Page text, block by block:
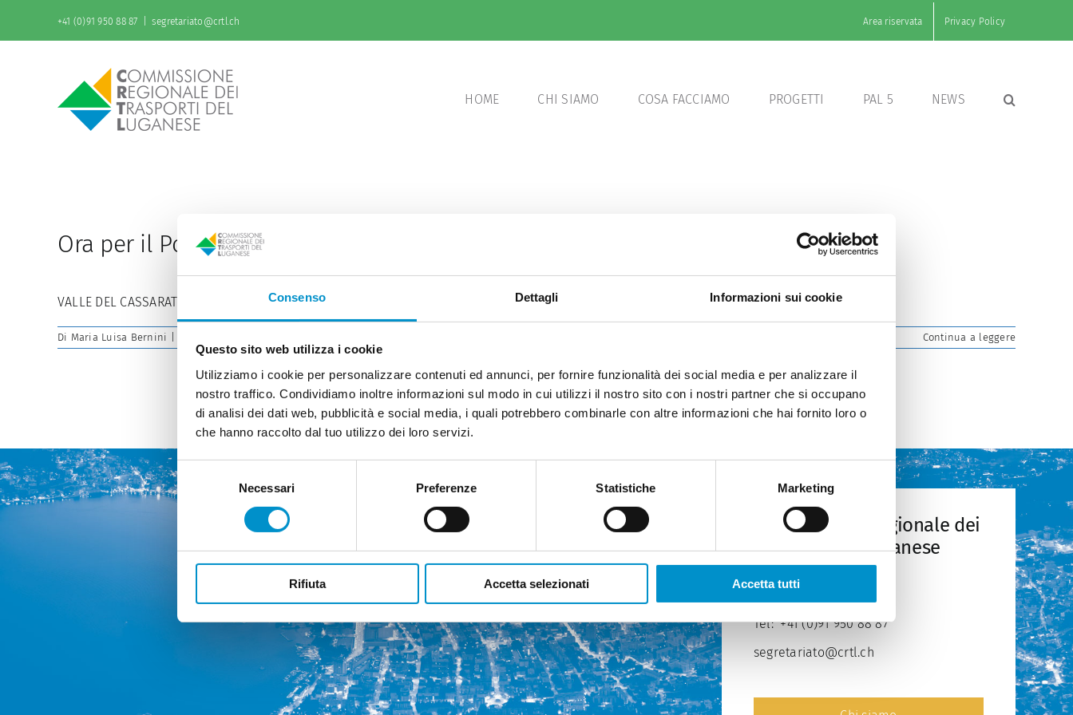
Consenso Dettagli Informazioni sui cookie
Questo sito web utilizza i cookie
Utilizziamo i cookie per personalizzare contenuti ed annunci, per fornire funzionalità dei social media e per analizzare il
nostro traffico. Condividiamo inoltre informazioni sul modo in cui utilizzi il nostro sito con i nostri partner che si occupano
di analisi dei dati web, pubblicità e social media, i quali potrebbero combinarle con altre informazioni che hai fornito loro o
che hanno raccolto dal tuo utilizzo dei loro servizi.
Selezione
del
Necessari Preferenze Statistiche Marketing
Rifiuta Accetta selezionati Accetta tutti
contenuto
+41 (0)91 950 88 87 segretariato@crtl.ch Area riservata Privacy Policy
HOME CHI SIAMO COSA FACCIAMO PROGETTI PAL 5 NEWS
Ora per il Ponte di Spada è finalmente la volta buona
VALLE DEL CASSARATE / Cresciuto in giudicato il bando per
Di Maria Luisa Bernini
il
Ponte
di
Spada
è
finalmente
volta
Continua a leggere
Commissione regionale dei
trasporti del Luganese
Via Ponte Tresa 12
Tel:+41 (0)91 950 88 87
segretariato@crtl.ch